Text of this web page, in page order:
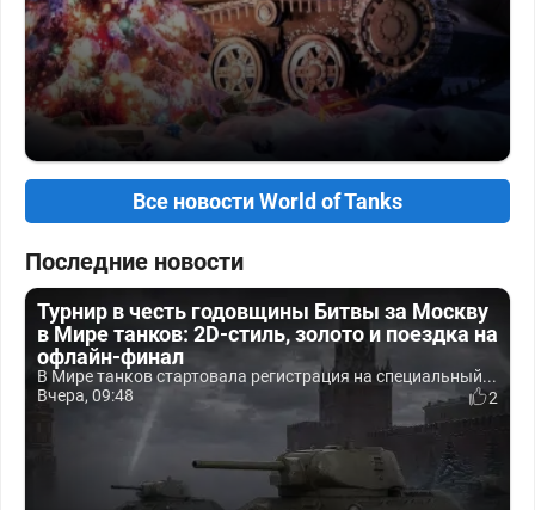
Все новости World of Tanks
Последние новости
Турнир в честь годовщины Битвы за Москву
в Мире танков: 2D-стиль, золото и поездка на
офлайн-финал
В Мире танков стартовала регистрация на специальный...
Вчера, 09:48
2